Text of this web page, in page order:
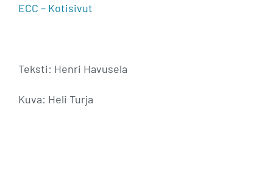
ECC – Kotisivut
Teksti: Henri Havusela
Kuva: Heli Turja